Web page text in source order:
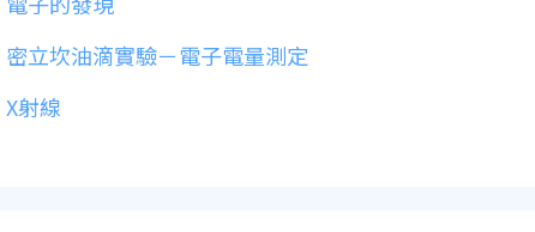
密立坎油滴實驗－電子電量測定
X射線